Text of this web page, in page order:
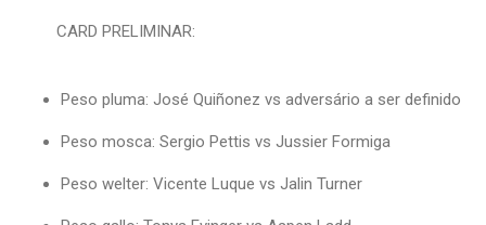
CARD PRELIMINAR:
Peso pluma: José Quiñonez vs adversário a ser definido
Peso mosca: Sergio Pettis vs Jussier Formiga
Peso welter: Vicente Luque vs Jalin Turner